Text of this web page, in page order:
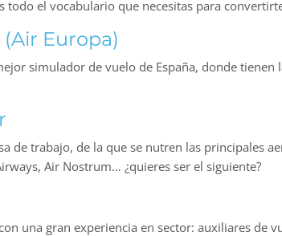
el vocabulario que necesitas para
Europa)
simulador de vuelo de España, donde
de trabajo, de la que se nutren las principales
Air Nostrum… ¿quieres ser el siguiente?
una gran experiencia en sector: auxiliares de